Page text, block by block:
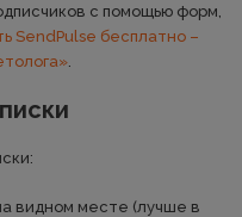
с помощью форм,
SendPulse бесплатно –
видном месте (лучше в